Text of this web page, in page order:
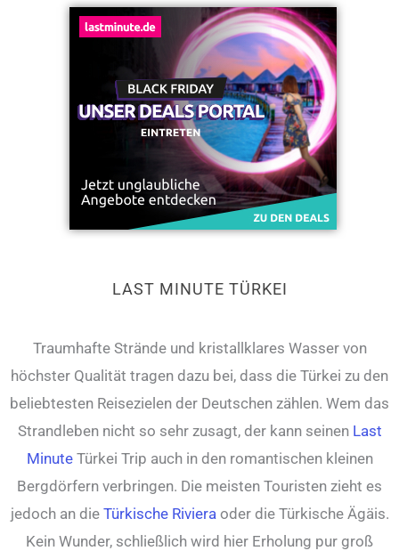
LAST MINUTE TÜRKEI
Traumhafte Strände und kristallklares Wasser von
höchster Qualität tragen dazu bei, dass die Türkei zu den
beliebtesten Reisezielen der Deutschen zählen. Wem das
Strandleben nicht so sehr zusagt, der kann seinen Last
MinuteTürkei Trip auch in den romantischen kleinen
Bergdörfern verbringen. Die meisten Touristen zieht es
jedoch an die Türkische Rivieraoder die Türkische Ägäis.
Kein Wunder, schließlich wird hier Erholung pur groß